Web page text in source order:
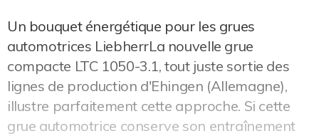
Un bouquet énergétique pour les grues
automotrices LiebherrLa nouvelle grue
compacte LTC 1050-3.1, tout juste sortie des
lignes de production d'Ehingen (Allemagne),
illustre parfaitement cette approche. Si cette
grue automotrice conserve son entraînement